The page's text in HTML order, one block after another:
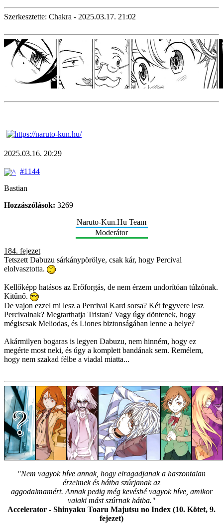
Szerkesztette: Chakra - 2025.03.17. 21:02
2025.03.16. 20:29
#1144
Bastian
Hozzászólások: 3269
Naruto-Kun.Hu Team
Moderátor
184. fejezet
Tetszett Dabuzu sárkánypörölye, csak kár, hogy Percival
elolvasztotta.
Kellőképp hatásos az Erőforgás, de nem érzem undorítóan túlzónak.
Kitűnő.
De vajon ezzel mi lesz a Percival Kard sorsa? Két fegyvere lesz
Percivalnak? Megtarthatja Tristan? Vagy úgy döntenek, hogy
mégiscsak Meliodas, és Liones biztonságában lenne a helye?
Akármilyen bogaras is legyen Dabuzu, nem hinném, hogy ez
megérte most neki, és úgy a komplett bandának sem. Remélem,
hogy nem szakad félbe a viadal miatta...
"Nem vagyok híve annak, hogy elragadjanak a haszontalan
érzelmek és hátba szúrjanak az
aggodalmamért. Annak pedig még kevésbé vagyok híve, amikor
valaki mást szúrnak hátba."
Accelerator - Shinyaku Toaru Majutsu no Index (10. Kötet, 9.
fejezet)